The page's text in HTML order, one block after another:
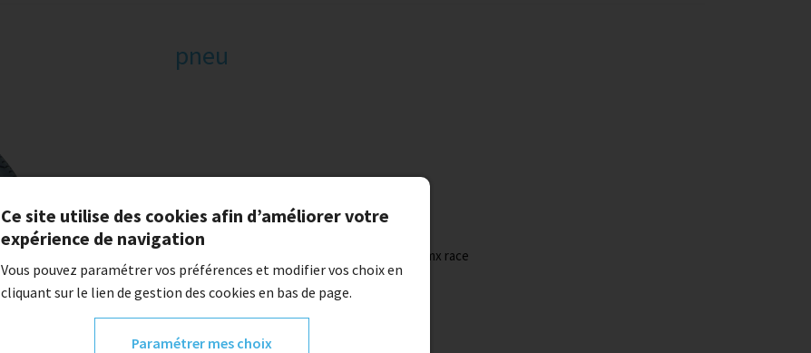
pneu
pneu
pneu de differentes marque pour le bmx race
Ce site utilise des cookies afin d’améliorer votre
expérience de navigation
Vous pouvez paramétrer vos préférences et modifier vos choix en
cliquant sur le lien de gestion des cookies en bas de page.
Paramétrer mes choix